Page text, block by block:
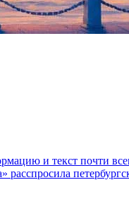
и текст почти
расспросила